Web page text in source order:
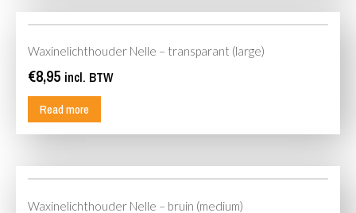
Waxinelichthouder Nelle – transparant (large)
€8,95 incl. BTW
Read more
Waxinelichthouder Nelle – bruin (medium)